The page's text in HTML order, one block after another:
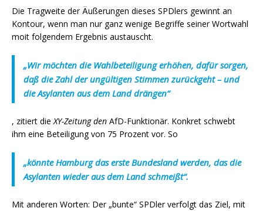
Die Tragweite der Äußerungen dieses SPDlers gewinnt an
Kontour, wenn man nur ganz wenige Begriffe seiner Wortwahl
moit folgendem Ergebnis austauscht.
„Wir möchten die Wahlbeteiligung erhöhen, dafür sorgen,
daß die Zahl der ungültigen Stimmen zurückgeht – und
die Asylanten aus dem Land drängen“
, zitiert dieXY-Zeitung den AfD-Funktionär. Konkret schwebt
ihm eine Beteiligung von 75 Prozent vor. So
„könnte Hamburg das erste Bundesland werden, das die
Asylanten wieder aus dem Land schmeißt“.
Mit anderen Worten: Der „bunte“ SPDler verfolgt das Ziel, mit